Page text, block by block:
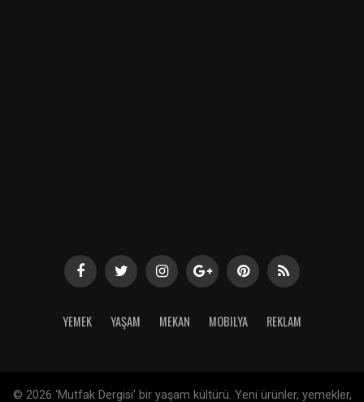
YEMEK YAŞAM MEKAN MOBILYA REKLAM
© 2026 'Mutfak Dergisi' bir yaşam kültürü. Yeni ürünler, yemekler,